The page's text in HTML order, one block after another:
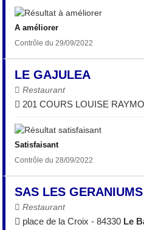
A améliorer
Contrôle du 29/09/2022
LE GAJULEA
Restaurant
201 COURS LOUISE
Satisfaisant
Contrôle du 28/09/2022
SAS LES GERANIUMS
Restaurant
place de la Croix - 84330 Le